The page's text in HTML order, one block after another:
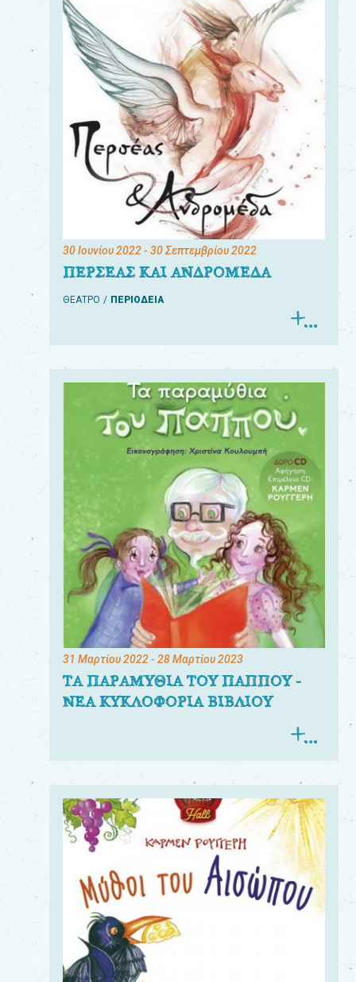
30 Ιουνίου 2022- 30 Σεπτεμβρίου 2022
ΠΕΡΣΕΑΣ ΚΑΙ ΑΝΔΡΟΜΕΔΑ
ΘΕΑΤΡΟ ΠΕΡΙΟΔΕΙΑ
31 Μαρτίου 2022- 28 Μαρτίου 2023
ΤΑ ΠΑΡΑΜΥΘΙΑ ΤΟΥ ΠΑΠΠΟΥ -
ΝΕΑ ΚΥΚΛΟΦΟΡΙΑ ΒΙΒΛΙΟΥ